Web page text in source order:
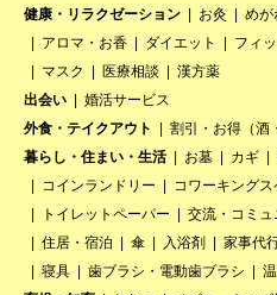
健康・リラクゼーション
お灸
めが
アロマ・お香
ダイエット
フィ
マスク
医療相談
漢方薬
出会い
婚活サービス
外食・テイクアウト
割引・お得（酒
暮らし・住まい・生活
お墓 カギ
コインランドリー
コワーキング
トイレットペーパー
交流・コミ
住居・宿泊
傘 入浴剤 家事代
寝具
歯ブラシ・電動歯ブラシ